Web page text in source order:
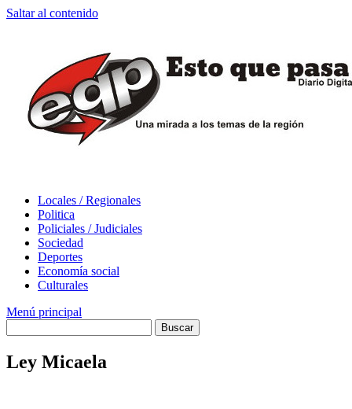
Saltar al contenido
Locales / Regionales
Politica
Policiales / Judiciales
Sociedad
Deportes
Economía social
Culturales
Menú principal
Ley Micaela